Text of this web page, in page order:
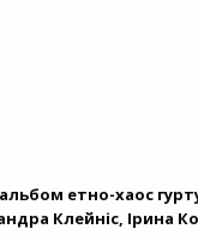
етно-хаос
Клейніс, Ірина